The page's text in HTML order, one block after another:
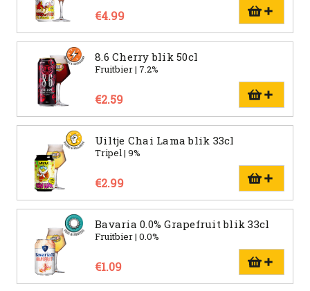
€4.99
8.6 Cherry blik 50cl
Fruitbier | 7.2%
€2.59
Uiltje Chai Lama blik 33cl
Tripel | 9%
€2.99
Bavaria 0.0% Grapefruit blik 33cl
Fruitbier | 0.0%
€1.09